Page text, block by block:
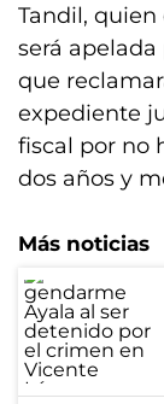
Tandil, quien
será
que
expediente
fiscal por no
dos años y
Más noticias